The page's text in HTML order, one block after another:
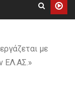
με
ΕΛ.ΑΣ.»